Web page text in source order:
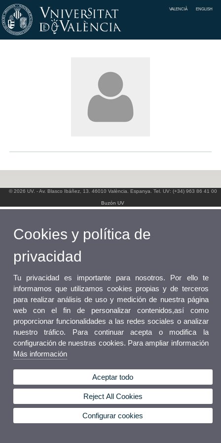
VALENCIÀ ENGLISH
© 2026 UV. - Av. Blasco Ibáñez, 13. 46010 València. Espanya. Tel. UV: (+34) 963 86 41 00
Buzón UV
Cookies y política de
privacidad
Tu privacidad es importante para nosotros. Por ello te
informamos que utilizamos cookies propias y de terceros
para realizar análisis de uso y medición de nuestra página
web con el fin de personalizar contenidos,así como
proporcionar funcionalidades a las redes sociales o analizar
nuestro tráfico. Para continuar acepta o modifica la
configuración de nuestras cookies. Para ampliar información
Más información
Aceptar todo
Reject All Cookies
Configurar cookies